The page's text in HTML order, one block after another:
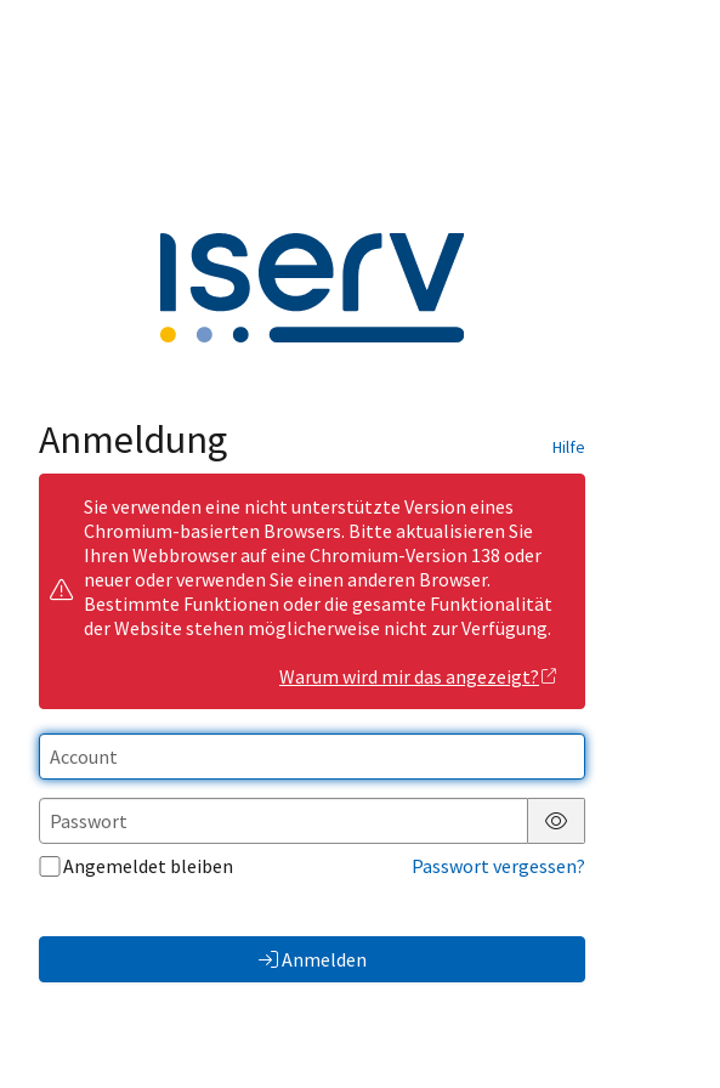
Anmeldung Hilfe
Sie verwenden eine nicht unterstützte Version eines
Chromium-basierten Browsers. Bitte aktualisieren Sie
Ihren Webbrowser auf eine Chromium-Version 138 oder
neuer oder verwenden Sie einen anderen Browser.
Bestimmte Funktionen oder die gesamte Funktionalität
der Website stehen möglicherweise nicht zur Verfügung.
Warum wird mir das angezeigt?
Passwort anzeigen
Angemeldet bleiben
Passwort vergessen?
Anmelden